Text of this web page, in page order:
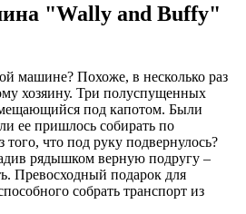
"Wally and Buffy"
машине? Похоже, в несколько раз
хозяину. Три полуспущенных
под капотом. Были
ее пришлось собирать по
того, что под руку подвернулось?
рядышком верную подругу –
Превосходный подарок для
собрать транспорт из